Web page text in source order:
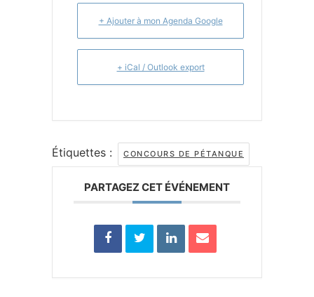
+ Ajouter à mon Agenda Google
+ iCal / Outlook export
Étiquettes : CONCOURS DE PÉTANQUE
PARTAGEZ CET ÉVÉNEMENT